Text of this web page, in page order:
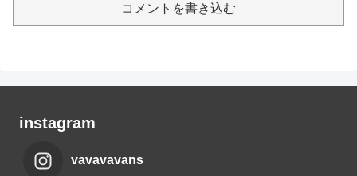
コメントを書き込む
instagram
vavavavans